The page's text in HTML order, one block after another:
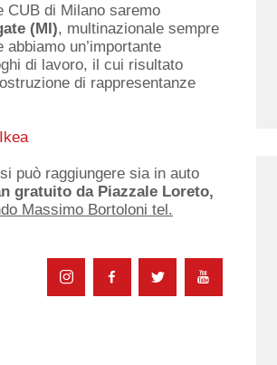
CUB di Milano saremo
(MI), multinazionale sempre
un’importante
di lavoro, il cui risultato
di rappresentanze
può raggiungere sia in auto
gratuito da Piazzale Loreto,
Massimo Bortoloni tel.